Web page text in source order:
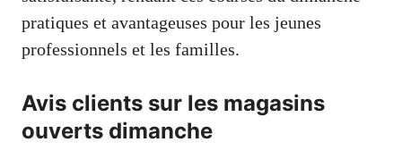
pratiques et avantageuses pour les jeunes
professionnels et les familles.
Avis clients sur les magasins
ouverts dimanche